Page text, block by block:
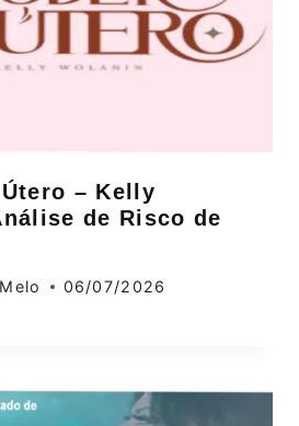
– Kelly
de Risco de
06/07/2026